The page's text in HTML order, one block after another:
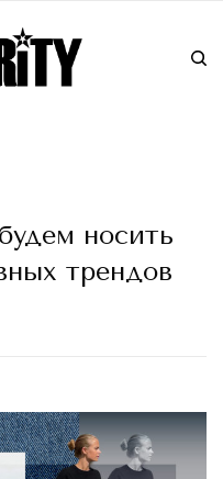
носить
трендов